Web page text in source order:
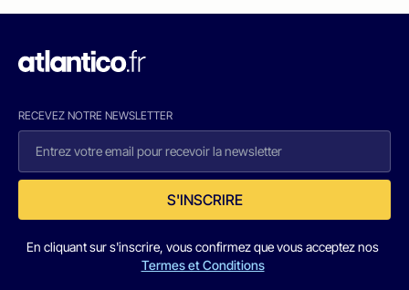
RECEVEZ NOTRE NEWSLETTER
S'INSCRIRE
En cliquant sur s'inscrire, vous confirmez que vous acceptez nos
Termes et Conditions